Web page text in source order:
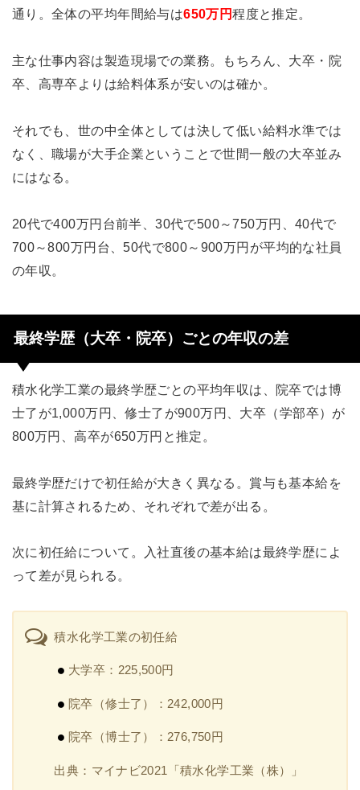
通り。全体の平均年間給与は650万円程度と推定。
主な仕事内容は製造現場での業務。もちろん、大卒・院
卒、高専卒よりは給料体系が安いのは確か。
それでも、世の中全体としては決して低い給料水準では
なく、職場が大手企業ということで世間一般の大卒並み
にはなる。
20代で400万円台前半、30代で500～750万円、40代で
700～800万円台、50代で800～900万円が平均的な社員
の年収。
最終学歴（大卒・院卒）ごとの年収の差
積水化学工業の最終学歴ごとの平均年収は、院卒では博
士了が1,000万円、修士了が900万円、大卒（学部卒）が
800万円、高卒が650万円と推定。
最終学歴だけで初任給が大きく異なる。賞与も基本給を
基に計算されるため、それぞれで差が出る。
次に初任給について。入社直後の基本給は最終学歴によ
って差が見られる。
積水化学工業の初任給
大学卒：225,500円
院卒（修士了）：242,000円
院卒（博士了）：276,750円
出典：マイナビ2021「積水化学工業（株）」